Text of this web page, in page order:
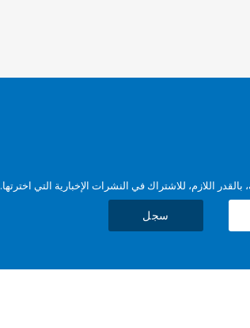
اللازم، للاشتراك في النشرات الإخبارية التي اخترتها.
سجل